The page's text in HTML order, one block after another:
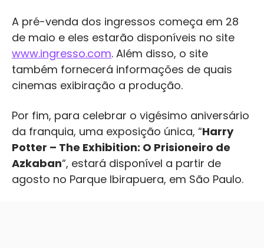
A pré-venda dos ingressos começa em 28
de maio e eles estarão disponíveis no site
www.ingresso.com. Além disso, o site
também fornecerá informações de quais
cinemas exibiração a produção.
Por fim, para celebrar o vigésimo aniversário
da franquia, uma exposição única, “Harry
Potter – The Exhibition: O Prisioneiro de
Azkaban“, estará disponível a partir de
agosto no Parque Ibirapuera, em São Paulo.